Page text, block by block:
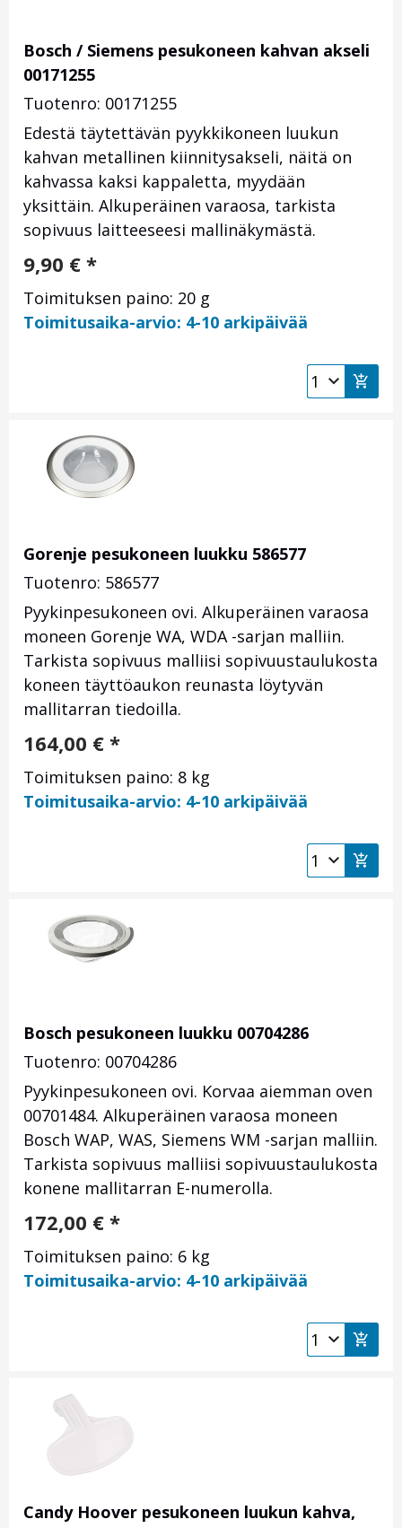
Bosch / Siemens pesukoneen kahvan akseli
00171255
Tuotenro: 00171255
Edestä täytettävän pyykkikoneen luukun
kahvan metallinen kiinnitysakseli, näitä on
kahvassa kaksi kappaletta, myydään
yksittäin. Alkuperäinen varaosa, tarkista
sopivuus laitteeseesi mallinäkymästä.
9,90 € *
Toimituksen paino: 20 g
Toimitusaika-arvio: 4-10 arkipäivää
Gorenje pesukoneen luukku 586577
Tuotenro: 586577
Pyykinpesukoneen ovi. Alkuperäinen varaosa
moneen Gorenje WA, WDA -sarjan malliin.
Tarkista sopivuus malliisi sopivuustaulukosta
koneen täyttöaukon reunasta löytyvän
mallitarran tiedoilla.
164,00 € *
Toimituksen paino: 8 kg
Toimitusaika-arvio: 4-10 arkipäivää
Bosch pesukoneen luukku 00704286
Tuotenro: 00704286
Pyykinpesukoneen ovi. Korvaa aiemman oven
00701484. Alkuperäinen varaosa moneen
Bosch WAP, WAS, Siemens WM -sarjan malliin.
Tarkista sopivuus malliisi sopivuustaulukosta
konene mallitarran E-numerolla.
172,00 € *
Toimituksen paino: 6 kg
Toimitusaika-arvio: 4-10 arkipäivää
Candy Hoover pesukoneen luukun kahva,